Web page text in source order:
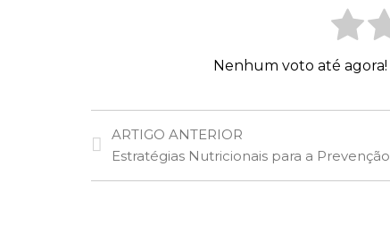
Nenhum voto até agora!
ARTIGO ANTERIOR